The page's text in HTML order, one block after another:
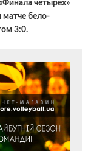
четырёх»
бело-
3:0.